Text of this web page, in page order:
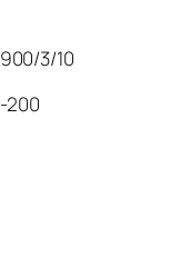
3/10
200